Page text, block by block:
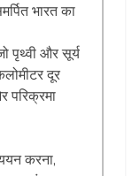
भारत का
पृथ्वी और सूर्य
दूर
परिक्रमा
करना,